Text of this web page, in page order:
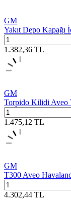
GM
Yakıt Depo Kapağı
1.382,36 TL
GM
Torpido Kilidi Aveo
1.475,12 TL
GM
T300 Aveo
4.302,44 TL